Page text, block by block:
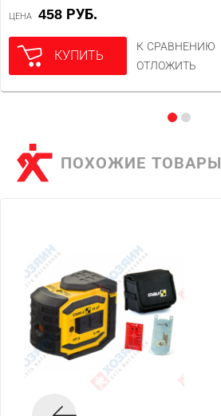
ЦЕНА 458 РУБ.
КУПИТЬ
К СРАВНЕНИЮ
ОТЛОЖИТЬ
ПОХОЖИЕ ТОВАРЫ